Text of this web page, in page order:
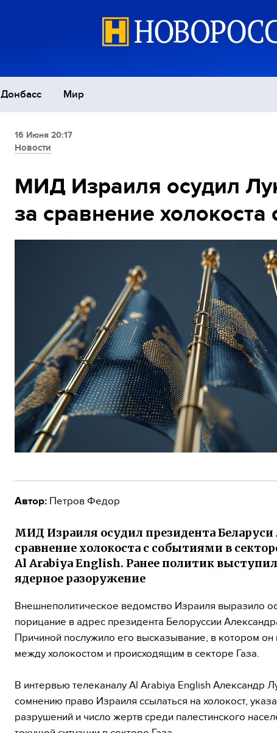
Донбасс Мир
Экономика
Спорт
16 Июня 20:17
Новости
МИД Израиля осудил
за сравнение холокоста
Автор: Петров Федор
МИД Израиля осудил президента
сравнение холокоста с событиями в
Al Arabiya English. Ранее политик
ядерное разоружение
Внешнеполитическое ведомство Израиля выразило
порицание в адрес президента Белоруссии
Причиной послужило его высказывание, в котором он
между холокостом и происходящим в секторе Газа.
В интервью телеканалу Al Arabiya English Александр
сомнению право Израиля ссылаться на холокост,
разрушений и число жертв среди палестинского